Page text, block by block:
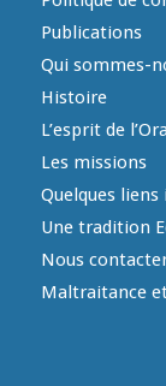
Publications
Qui sommes-
Histoire
L’esprit de
Les missions
Quelques
Une tradition
Nous
Maltraitance